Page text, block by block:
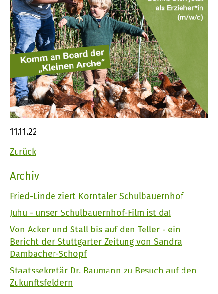
11.11.22
Zurück
Archiv
Fried-Linde ziert Korntaler Schulbauernhof
Juhu - unser Schulbauernhof-Film ist da!
Von Acker und Stall bis auf den Teller - ein
Bericht der Stuttgarter Zeitung von Sandra
Dambacher-Schopf
Staatssekretär Dr. Baumann zu Besuch auf den
Zukunftsfeldern